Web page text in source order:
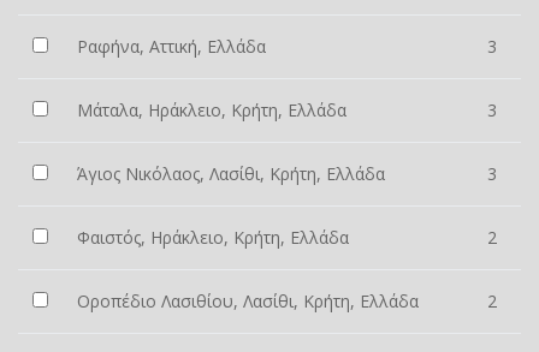
Ραφήνα, Αττική, Ελλάδα 3
Μάταλα, Ηράκλειο, Κρήτη, Ελλάδα 3
Άγιος Νικόλαος, Λασίθι, Κρήτη, Ελλάδα 3
Φαιστός, Ηράκλειο, Κρήτη, Ελλάδα 2
Οροπέδιο Λασιθίου, Λασίθι, Κρήτη, Ελλάδα 2